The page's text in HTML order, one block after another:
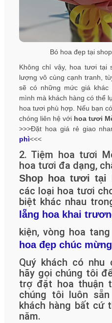
Bó hoa đẹp tại
Không chỉ vậy, hoa tươi tại
lượng vô cùng cạnh tranh,
sẽ có những mức giá
mình mà khách hàng có thể
hoa tươi phù hợp. Nếu bạn
chóng liên hệ với hoa tươi
>>>Đặt hoa giá rẻ giao
phì<<<
2. Tiệm hoa tươi
hoa tươi đa dạng,
Shop hoa tươi tại
các loại hoa tươi
biệt khác nhau
lẵng hoa khai
kiện, vòng hoa
hoa đẹp chúc
Quý khách có nhu
hãy gọi chúng tôi
trợ đặt hoa thuận
chúng tôi luôn
khách hàng bất cứ
năm.